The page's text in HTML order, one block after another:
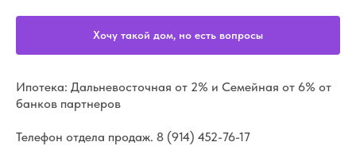
Хочу такой дом, но есть вопросы
Ипотека: Дальневосточная от 2% и Семейная от 6% от
банков партнеров
Телефон отдела продаж. 8 (914) 452-76-17